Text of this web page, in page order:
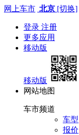
网上车市 北京 [切换]
登录 注册
更多应用
移动版
移动版
网站地图
车市频道
车型
报价